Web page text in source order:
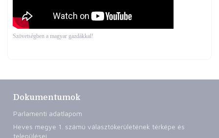
Szövetségben a magyar gazdákkal!
Dokumentumok
Parlamenti adatlapom
Heves megye 1. számú választókerületének térképe és
települései